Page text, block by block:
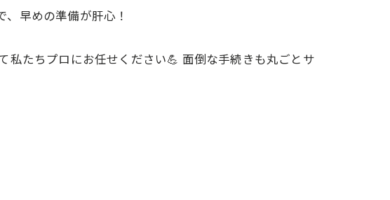
早めの準備が肝心！
私たちプロにお任せください💪 面倒な手続きも丸ごとサ